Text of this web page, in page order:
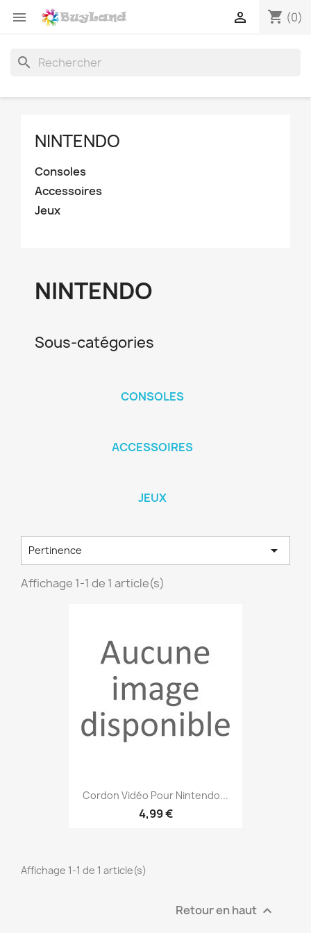
 shopping_cart (0)

search
NINTENDO
Consoles
Accessoires
Jeux
NINTENDO
Sous-catégories
CONSOLES
ACCESSOIRES
JEUX
Pertinence 
Affichage 1-1 de 1 article(s)
Cordon Vidéo Pour Nintendo...
4,99 €
Affichage 1-1 de 1 article(s)
Retour en haut 